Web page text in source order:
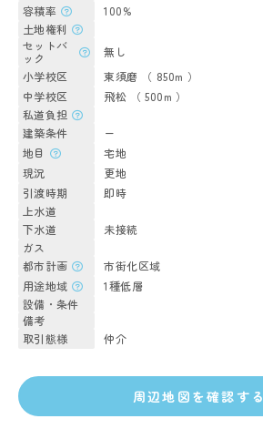
容積率
100%
土地権利
セットバ
ック
無し
小学校区
東須磨 （ 850m ）
中学校区
飛松 （ 500m ）
私道負担
建築条件
ー
地目
宅地
現況
更地
引渡時期
即時
上水道
下水道
未接続
ガス
都市計画
市街化区域
用途地域
1種低層
設備・条件
備考
取引態様
仲介
周辺地図を確認する